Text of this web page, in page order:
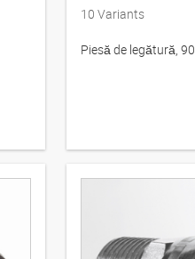
10 Variants
Piesă de legătură,